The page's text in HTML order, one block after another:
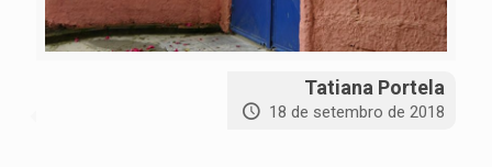
Tatiana Portela
18 de setembro de 2018